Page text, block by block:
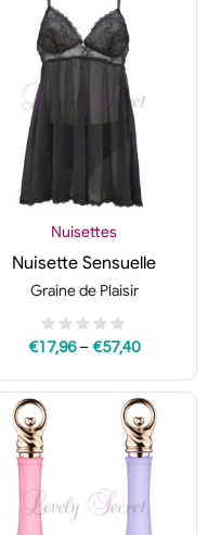
Nuisettes
Nuisette Sensuelle
Graine de Plaisir
€17,96– €57,40